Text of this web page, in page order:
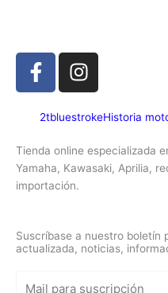
F
a
e
b
o
o
f
I
n
t
g
2tbluestrokeHistoria
Tienda online especializada
Yamaha, Kawasaki, Aprilia,
importación.
Suscríbase a nuestro boletín
actualizada, noticias,